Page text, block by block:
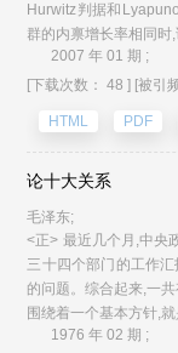
Hurwitz判据和
群的内禀增长率相同时
2007 年 01 期 ;
[下载次数： 48 ] [被引
HTML PDF
论十大关系
毛泽东;
<正> 最近几个月,中央
三十四个部门的工作
的问题。综合起来,一
围绕着一个基本方针,
1976 年 02 期 ;